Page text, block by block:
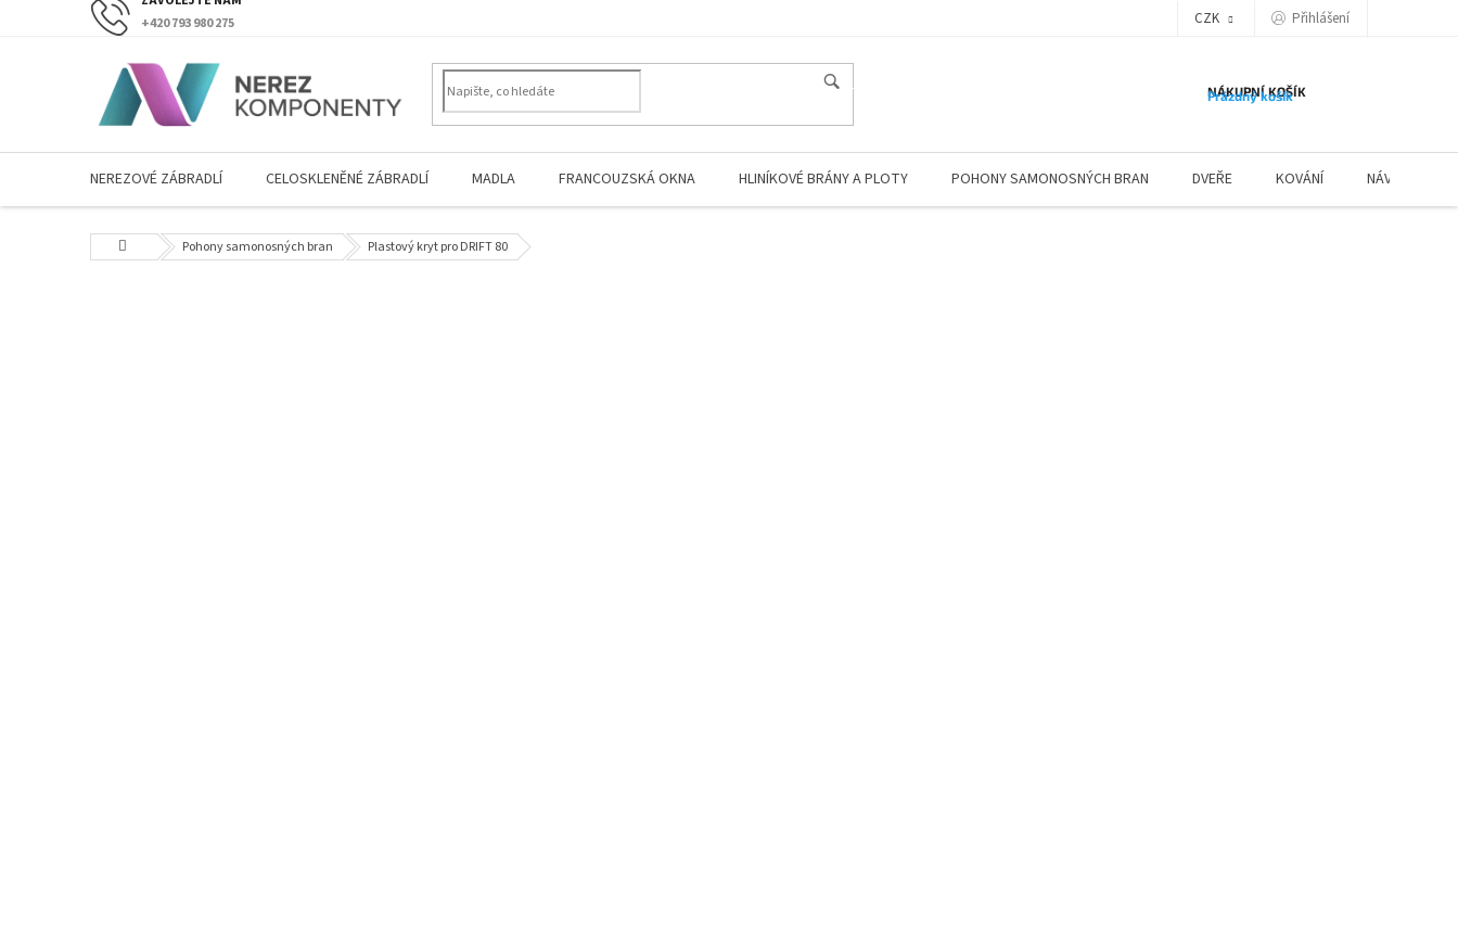
+420 793 980 275 CZK Přihlášení
NÁKUPNÍ KOŠÍK
Prázdný košík
NEREZOVÉ ZÁBRADLÍ CELOSKLENĚNÉ ZÁBRADLÍ MADLA FRANCOUZSKÁ OKNA HLINÍKOVÉ BRÁNY A PLOTY POHONY SAMONOSNÝCH BRAN DVEŘE KOVÁNÍ NÁVODY
Domů Pohony samonosných bran Plastový kryt pro DRIFT 80